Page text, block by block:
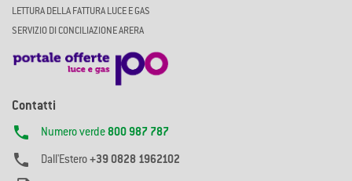
LETTURA DELLA FATTURA LUCE E GAS
SERVIZIO DI CONCILIAZIONE ARERA
Contatti
 Numero verde 800 987 787
 Dall'Estero +39 0828 1962102